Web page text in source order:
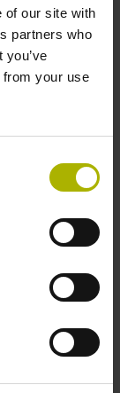
of our site with
partners who
from your use
으며, 공구가
화하고 이 정
할 수 있습니
메라와
기계의 자동